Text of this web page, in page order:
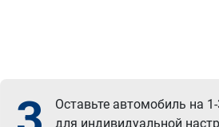
Оставьте автомобиль на
для индивидуальной